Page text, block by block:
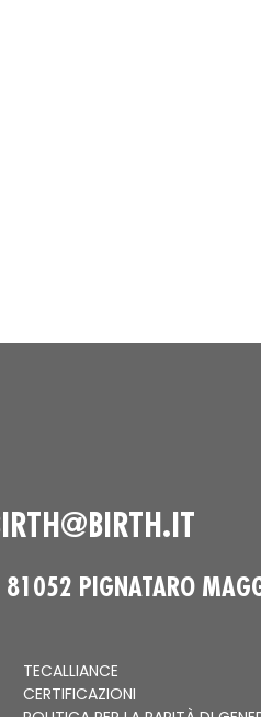
PIGNATARO
TECALLIANCE
CERTIFICAZIONI